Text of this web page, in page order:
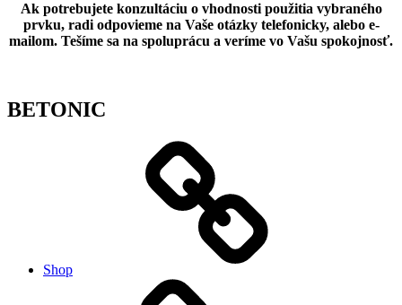
Ak potrebujete konzultáciu o vhodnosti použitia vybraného
prvku, radi odpovieme na Vaše otázky telefonicky, alebo e-
mailom. Tešíme sa na spoluprácu a veríme vo Vašu spokojnosť.
BETONIC
Shop